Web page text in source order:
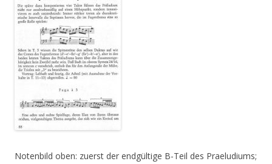
Notenbild oben: zuerst der endgültige B-Teil des Praeludiums;